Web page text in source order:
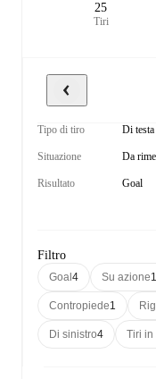
25
Tiri
Tipo di tiro Di testa
Situazione Da
Risultato Goal
Filtro
Goal 4 Su azione
Contropiede1
Di sinistro4 Tiri in